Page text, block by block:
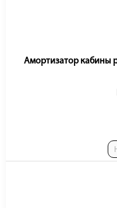
Амортизатор кабины